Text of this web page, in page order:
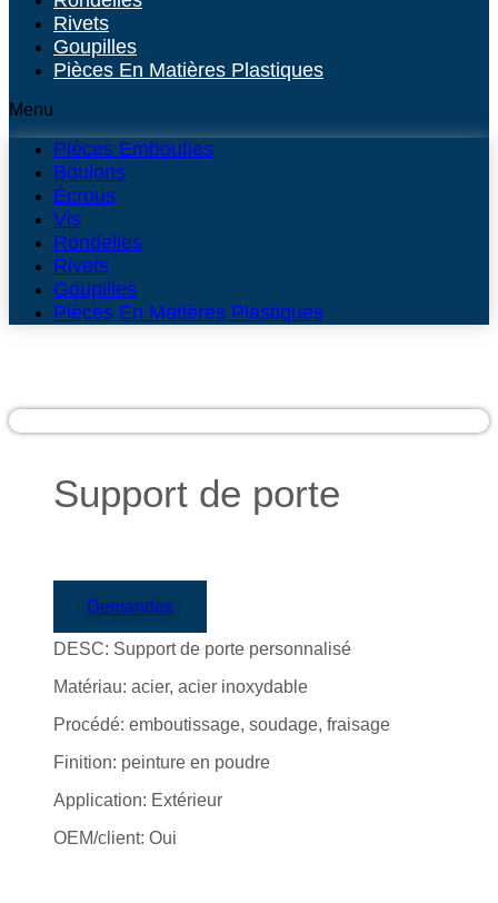
Rivets
Goupilles
Pièces En Matières Plastiques
Menu
Pièces Embouties
Boulons
Écrous
Vis
Rondelles
Rivets
Goupilles
Pièces En Matières Plastiques
Support de porte
Demandes
DESC: Support de porte personnalisé
Matériau: acier, acier inoxydable
Procédé: emboutissage, soudage, fraisage
Finition: peinture en poudre
Application: Extérieur
OEM/client: Oui